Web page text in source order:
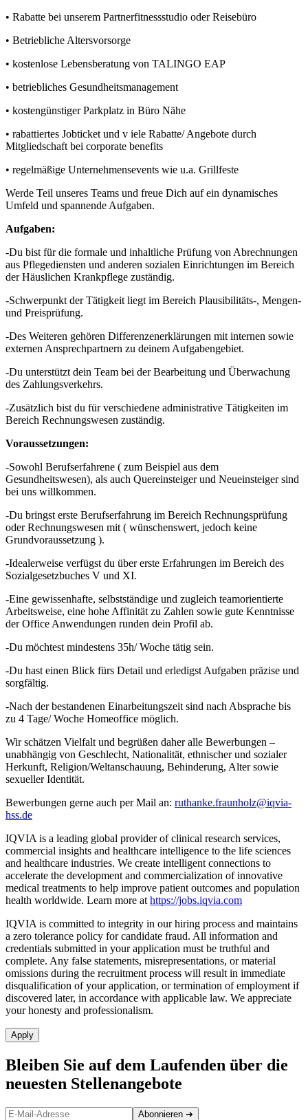
• Rabatte bei unserem Partnerfitnessstudio oder Reisebüro
• Betriebliche Altersvorsorge
• kostenlose Lebensberatung von TALINGO EAP
• betriebliches Gesundheitsmanagement
• kostengünstiger Parkplatz in Büro Nähe
• rabattiertes Jobticket und v iele Rabatte/ Angebote durch
Mitgliedschaft bei corporate benefits
• regelmäßige Unternehmensevents wie u.a. Grillfeste
Werde Teil unseres Teams und freue Dich auf ein dynamisches
Umfeld und spannende Aufgaben.
Aufgaben:
-Du bist für die formale und inhaltliche Prüfung von Abrechnungen
aus Pflegediensten und anderen sozialen Einrichtungen im Bereich
der Häuslichen Krankpflege zuständig.
-Schwerpunkt der Tätigkeit liegt im Bereich Plausibilitäts-, Mengen-
und Preisprüfung.
-Des Weiteren gehören Differenzenerklärungen mit internen sowie
externen Ansprechpartnern zu deinem Aufgabengebiet.
-Du unterstützt dein Team bei der Bearbeitung und Überwachung
des Zahlungsverkehrs.
-Zusätzlich bist du für verschiedene administrative Tätigkeiten im
Bereich Rechnungswesen zuständig.
Voraussetzungen:
-Sowohl Berufserfahrene ( zum Beispiel aus dem
Gesundheitswesen), als auch Quereinsteiger und Neueinsteiger sind
bei uns willkommen.
-Du bringst erste Berufserfahrung im Bereich Rechnungsprüfung
oder Rechnungswesen mit ( wünschenswert, jedoch keine
Grundvoraussetzung ).
-Idealerweise verfügst du über erste Erfahrungen im Bereich des
Sozialgesetzbuches V und XI.
-Eine gewissenhafte, selbstständige und zugleich teamorientierte
Arbeitsweise, eine hohe Affinität zu Zahlen sowie gute Kenntnisse
der Office Anwendungen runden dein Profil ab.
-Du möchtest mindestens 35h/ Woche tätig sein.
-Du hast einen Blick fürs Detail und erledigst Aufgaben präzise und
sorgfältig.
-Nach der bestandenen Einarbeitungszeit sind nach Absprache bis
zu 4 Tage/ Woche Homeoffice möglich.
Wir schätzen Vielfalt und begrüßen daher alle Bewerbungen –
unabhängig von Geschlecht, Nationalität, ethnischer und sozialer
Herkunft, Religion/Weltanschauung, Behinderung, Alter sowie
sexueller Identität.
Bewerbungen gerne auch per Mail an: ruthanke.fraunholz@iqvia-
hss.de
IQVIA is a leading global provider of clinical research services,
commercial insights and healthcare intelligence to the life sciences
and healthcare industries. We create intelligent connections to
accelerate the development and commercialization of innovative
medical treatments to help improve patient outcomes and population
health worldwide. Learn more at https://jobs.iqvia.com
IQVIA is committed to integrity in our hiring process and maintains
a zero tolerance policy for candidate fraud. All information and
credentials submitted in your application must be truthful and
complete. Any false statements, misrepresentations, or material
omissions during the recruitment process will result in immediate
disqualification of your application, or termination of employment if
discovered later, in accordance with applicable law. We appreciate
your honesty and professionalism.
Apply
Bleiben Sie auf dem Laufenden über die
neuesten Stellenangebote
Abonnieren ➜